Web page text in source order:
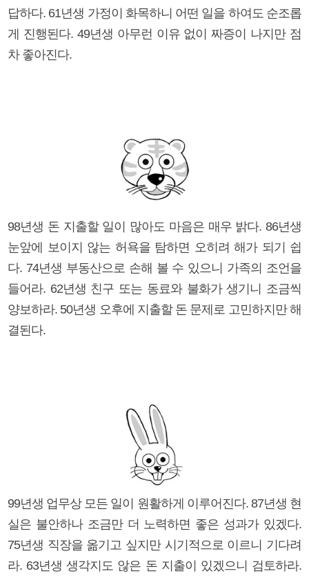
답하다. 61년생 가정이 화목하니 어떤 일을 하여도 순조롭
게 진행된다. 49년생 아무런 이유 없이 짜증이 나지만 점
차 좋아진다.
98년생 돈 지출할 일이 많아도 마음은 매우 밝다. 86년생
눈앞에 보이지 않는 허욕을 탐하면 오히려 해가 되기 쉽
다. 74년생 부동산으로 손해 볼 수 있으니 가족의 조언을
들어라. 62년생 친구 또는 동료와 불화가 생기니 조금씩
양보하라. 50년생 오후에 지출할 돈 문제로 고민하지만 해
결된다.
99년생 업무상 모든 일이 원활하게 이루어진다. 87년생 현
실은 불안하나 조금만 더 노력하면 좋은 성과가 있겠다.
75년생 직장을 옮기고 싶지만 시기적으로 이르니 기다려
라. 63년생 생각지도 않은 돈 지출이 있겠으니 검토하라.